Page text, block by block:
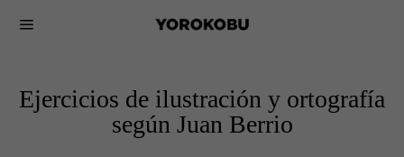
Ejercicios de ilustración y ortografía
según Juan Berrio